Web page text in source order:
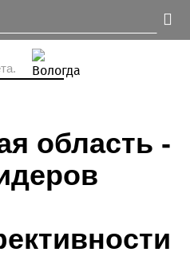
область -